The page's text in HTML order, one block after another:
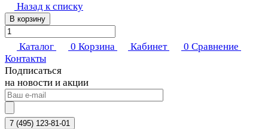
Назад к списку
В корзину
Каталог 0 Корзина Кабинет 0 Сравнение
Контакты
Подписаться
на новости и акции
7 (495) 123-81-01